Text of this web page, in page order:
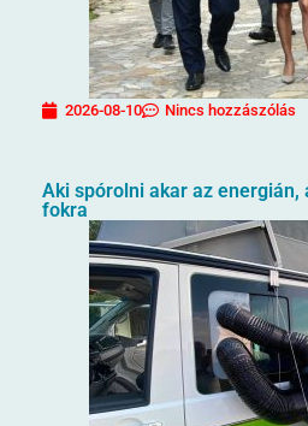
2026-08-10 Nincs hozzászólás
Aki spórolni akar az
fokra